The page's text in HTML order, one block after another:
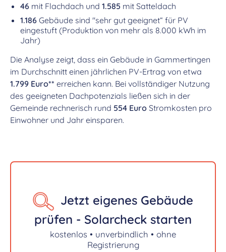
46 mit Flachdach und 1.585 mit Satteldach
1.186 Gebäude sind "sehr gut geeignet“ für PV
eingestuft (Produktion von mehr als 8.000 kWh im
Jahr)
Die Analyse zeigt, dass ein Gebäude in Gammertingen
im Durchschnitt einen jährlichen PV-Ertrag von etwa
1.799 Euro** erreichen kann. Bei vollständiger Nutzung
des geeigneten Dachpotenzials ließen sich in der
Gemeinde rechnerisch rund 554 Euro Stromkosten pro
Einwohner und Jahr einsparen.
Jetzt eigenes Gebäude
prüfen - Solarcheck starten
kostenlos • unverbindlich • ohne
Registrierung